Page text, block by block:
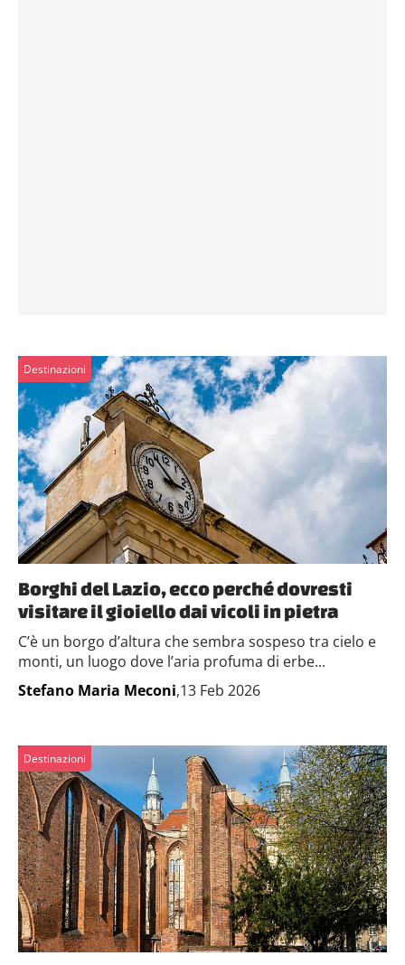
Destinazioni
Borghi del Lazio, ecco perché dovresti
visitare il gioiello dai vicoli in pietra
C’è un borgo d’altura che sembra sospeso tra cielo e
monti, un luogo dove l’aria profuma di erbe...
Stefano Maria Meconi,13 Feb 2026
Destinazioni